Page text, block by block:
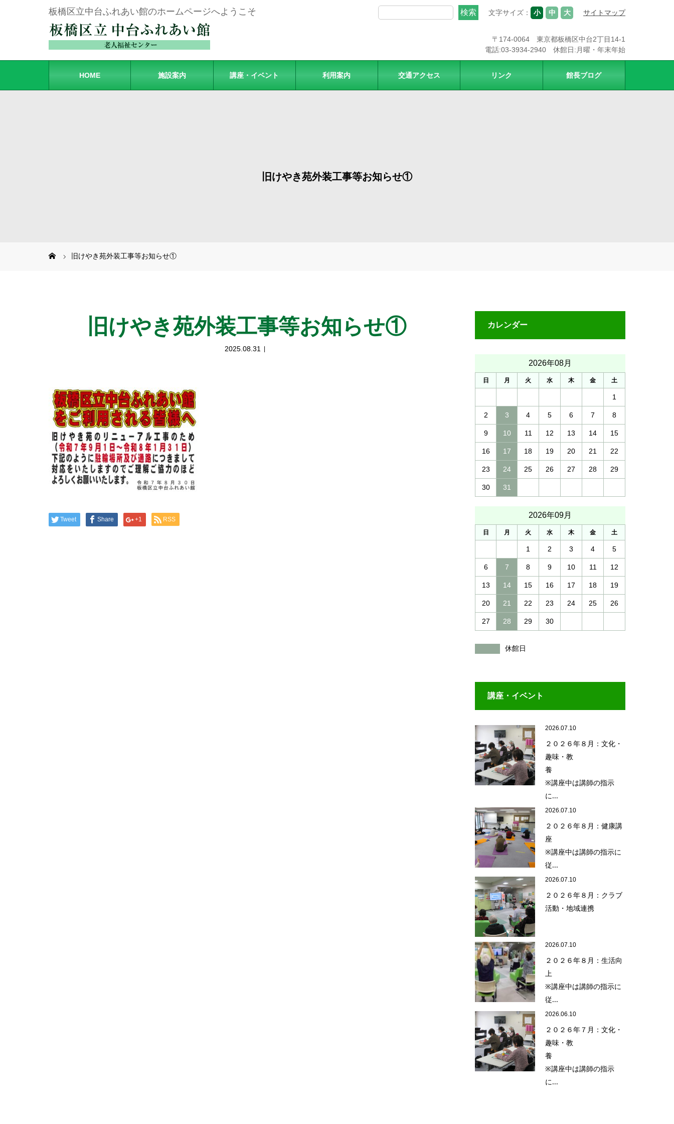
板橋区立中台ふれあい館のホームページへようこそ 文字サイズ： 小 中 大 サイトマップ
〒174-0064 東京都板橋区中台2丁目14-1
電話:03-3934-2940 休館日:月曜・年末年始
HOME 施設案内 講座・イベント 利用案内 交通アクセス リンク 館長ブログ
旧けやき苑外装工事等お知らせ①
旧けやき苑外装工事等お知らせ①
旧けやき苑外装工事等お知らせ①
2025.08.31
Tweet Share +1 RSS
カレンダー
2026年08月
日 月 火 水 木 金 土
1
2 3 4 5 6 7 8
9 10 11 12 13 14 15
16 17 18 19 20 21 22
23 24 25 26 27 28 29
30 31
2026年09月
日 月 火 水 木 金 土
1 2 3 4 5
6 7 8 9 10 11 12
13 14 15 16 17 18 19
20 21 22 23 24 25 26
27 28 29 30
休館日
講座・イベント
2026.07.10
２０２６年８月：文化・
趣味・教
養
※講座中は講師の指示
に...
2026.07.10
２０２６年８月：健康講
座
※講座中は講師の指示に
従...
2026.07.10
２０２６年８月：クラブ
活動・地域連携
2026.07.10
２０２６年８月：生活向
上
※講座中は講師の指示に
従...
2026.06.10
２０２６年７月：文化・
趣味・教
養
※講座中は講師の指示
に...